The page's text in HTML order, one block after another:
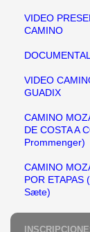
VIDEO
CAMINO
VIDEO
GUADIX
CAMINO
DE COSTA A
Prommenger)
CAMINO
POR ETAPAS
Sæte)